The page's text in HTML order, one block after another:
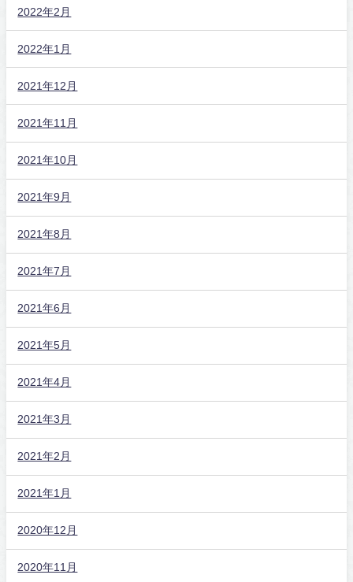
2022年2月
2022年1月
2021年12月
2021年11月
2021年10月
2021年9月
2021年8月
2021年7月
2021年6月
2021年5月
2021年4月
2021年3月
2021年2月
2021年1月
2020年12月
2020年11月